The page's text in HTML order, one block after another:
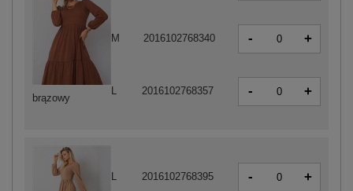
brązowy
M 2016102768340 - +
L 2016102768357 - +
L 2016102768395 - +